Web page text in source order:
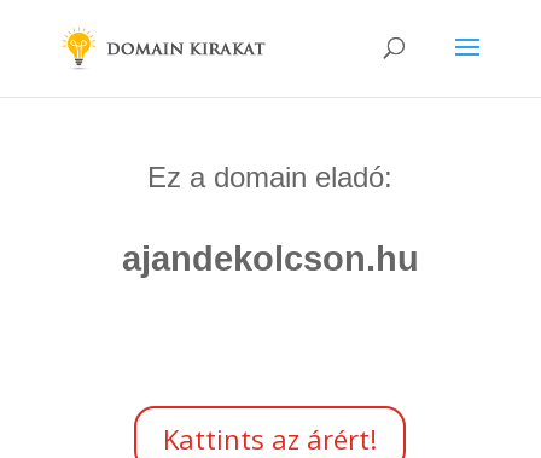
Ez a domain eladó:
ajandekolcson.hu
Kattints az árért!